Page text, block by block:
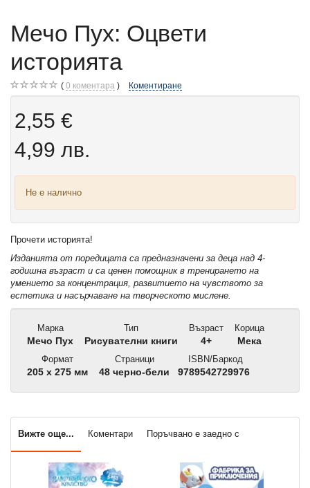
Мечо Пух: Оцвети
историята
0 коментара Коментиране
2,55 €
4,99 лв.
Не е налично
Прочети историята!
Изданията от поредицата са предназначени за деца над 4-
годишна възраст и са ценен помощник в тренирането на
умението за концентрация, развитието на чувството за
естетика и насърчаване на творческото мислене.
Марка
Мечо Пух
Тип
Рисувателни книги
Възраст
4+
Корица
Мека
Формат
205 x 275 мм
Страници
48 черно-бели
ISBN/Баркод
9789542729976
Вижте още... Коментари Поръчвано е заедно с